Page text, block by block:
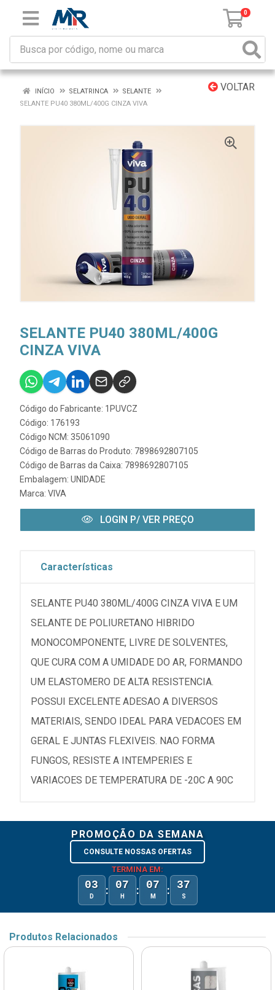
0
VOLTAR
INÍCIO SELATRINCA
SELANTE
SELANTE PU40 380ML/400G CINZA VIVA
SELANTE PU40 380ML/400G
CINZA VIVA
Código do Fabricante: 1PUVCZ
Código: 176193
Código NCM: 35061090
Código de Barras do Produto: 7898692807105
Código de Barras da Caixa: 7898692807105
Embalagem: UNIDADE
Marca: VIVA
LOGIN P/ VER PREÇO
Características
SELANTE PU40 380ML/400G CINZA VIVA E UM
SELANTE DE POLIURETANO HIBRIDO
MONOCOMPONENTE, LIVRE DE SOLVENTES,
QUE CURA COM A UMIDADE DO AR, FORMANDO
UM ELASTOMERO DE ALTA RESISTENCIA.
POSSUI EXCELENTE ADESAO A DIVERSOS
MATERIAIS, SENDO IDEAL PARA VEDACOES EM
GERAL E JUNTAS FLEXIVEIS. NAO FORMA
FUNGOS, RESISTE A INTEMPERIES E
VARIACOES DE TEMPERATURA DE -20C A 90C
PROMOÇÃO DA SEMANA
CONSULTE NOSSAS OFERTAS
TERMINA EM:
03
D : 07
H : 07
M : 37
S
Produtos Relacionados